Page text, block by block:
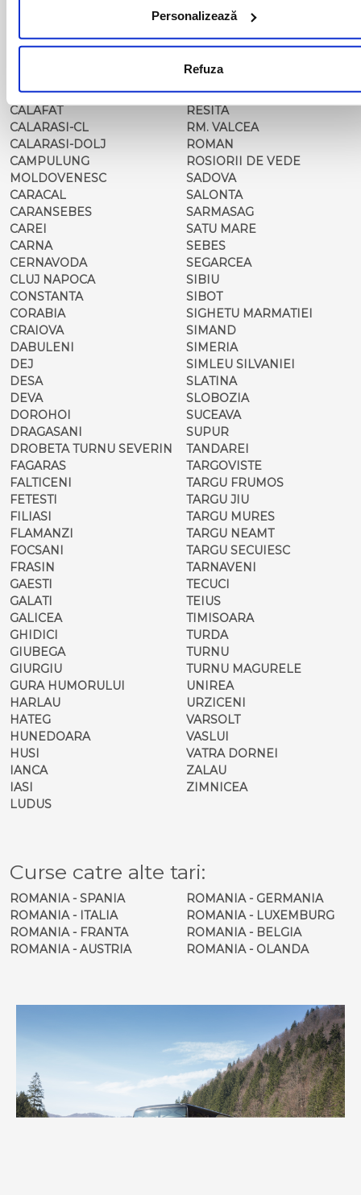
Personalizează
Refuza
BRAILA
BUZAU
CALAFAT
CALARASI-CL
CALARASI-DOLJ
CAMPULUNG
MOLDOVENESC
CARACAL
CARANSEBES
CAREI
CARNA
CERNAVODA
CLUJ NAPOCA
CONSTANTA
CORABIA
CRAIOVA
DABULENI
DEJ
DESA
DEVA
DOROHOI
DRAGASANI
DROBETA TURNU SEVERIN
FAGARAS
FALTICENI
FETESTI
FILIASI
FLAMANZI
FOCSANI
FRASIN
GAESTI
GALATI
GALICEA
GHIDICI
GIUBEGA
GIURGIU
GURA HUMORULUI
HARLAU
HATEG
HUNEDOARA
HUSI
IANCA
IASI
LUDUS
PLOIESTI
POIANA MARE
RAST
REGHIN
RESITA
RM. VALCEA
ROMAN
ROSIORII DE VEDE
SADOVA
SALONTA
SARMASAG
SATU MARE
SEBES
SEGARCEA
SIBIU
SIBOT
SIGHETU MARMATIEI
SIMAND
SIMERIA
SIMLEU SILVANIEI
SLATINA
SLOBOZIA
SUCEAVA
SUPUR
TANDAREI
TARGOVISTE
TARGU FRUMOS
TARGU JIU
TARGU MURES
TARGU NEAMT
TARGU SECUIESC
TARNAVENI
TECUCI
TEIUS
TIMISOARA
TURDA
TURNU
TURNU MAGURELE
UNIREA
URZICENI
VARSOLT
VASLUI
VATRA DORNEI
ZALAU
ZIMNICEA
Curse catre alte tari:
ROMANIA - SPANIA
ROMANIA - ITALIA
ROMANIA - FRANTA
ROMANIA - AUSTRIA
ROMANIA - GERMANIA
ROMANIA - LUXEMBURG
ROMANIA - BELGIA
ROMANIA - OLANDA